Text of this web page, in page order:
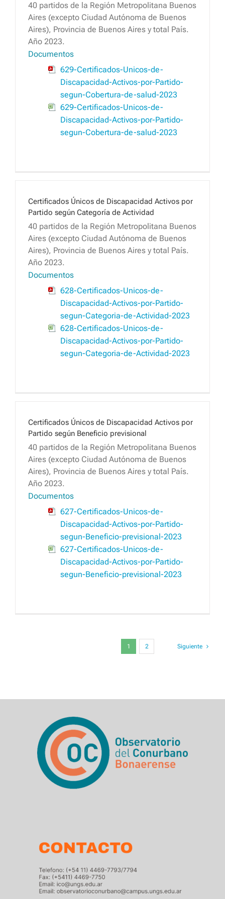
40 partidos de la Región Metropolitana Buenos
Aires (excepto Ciudad Autónoma de Buenos
Aires), Provincia de Buenos Aires y total País.
Año 2023.
Documentos
629-Certificados-Unicos-de-
Discapacidad-Activos-por-Partido-
segun-Cobertura-de-salud-2023
629-Certificados-Unicos-de-
Discapacidad-Activos-por-Partido-
segun-Cobertura-de-salud-2023
Certificados Únicos de Discapacidad Activos por
Partido según Categoría de Actividad
40 partidos de la Región Metropolitana Buenos
Aires (excepto Ciudad Autónoma de Buenos
Aires), Provincia de Buenos Aires y total País.
Año 2023.
Documentos
628-Certificados-Unicos-de-
Discapacidad-Activos-por-Partido-
segun-Categoria-de-Actividad-2023
628-Certificados-Unicos-de-
Discapacidad-Activos-por-Partido-
segun-Categoria-de-Actividad-2023
Certificados Únicos de Discapacidad Activos por
Partido según Beneficio previsional
40 partidos de la Región Metropolitana Buenos
Aires (excepto Ciudad Autónoma de Buenos
Aires), Provincia de Buenos Aires y total País.
Año 2023.
Documentos
627-Certificados-Unicos-de-
Discapacidad-Activos-por-Partido-
segun-Beneficio-previsional-2023
627-Certificados-Unicos-de-
Discapacidad-Activos-por-Partido-
segun-Beneficio-previsional-2023
1 2 Siguiente